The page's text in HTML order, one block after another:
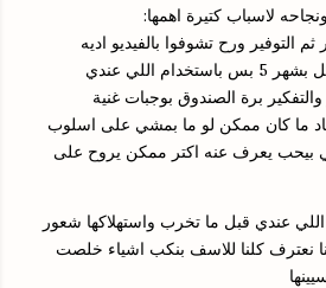
لاسباب كتيرة اهمها:
ثم التوفير ورح تشوفوا بالفيديو اديه
صرفت على الاكل بشهر 5 بس باستخدام اللي عندي
والتفكير برة الصندوق بوجبات غنية
ما كان ممكن لو ما بمشي على اسلوب
بيحب يعرف عنه اكتر ممكن يروح على
اللي عندي قبل ما تخرب واستهلاكها شعور
نعترف كلنا للاسف بنكب اشياء خلصت